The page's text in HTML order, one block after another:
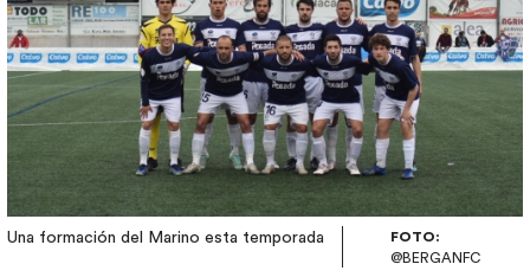
Una formación del Marino esta temporada
FOTO:
@BERGANFC